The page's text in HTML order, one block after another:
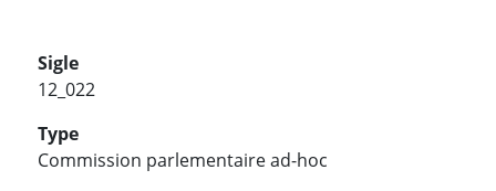
Sigle
12_022
Type
Commission parlementaire ad-hoc